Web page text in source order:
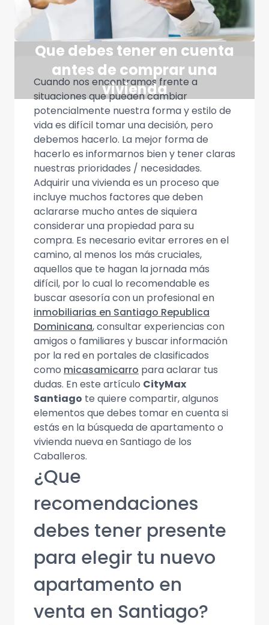
Que debes tener en cuenta
antes de comprar una
vivienda
Cuando nos encontramos frente a
situaciones que pueden cambiar
potencialmente nuestra forma y estilo de
vida es difícil tomar una decisión, pero
debemos hacerlo. La mejor forma de
hacerlo es informarnos bien y tener claras
nuestras prioridades / necesidades.
Adquirir una vivienda es un proceso que
incluye muchos factores que deben
aclararse mucho antes de siquiera
considerar una propiedad para su
compra. Es necesario evitar errores en el
camino, al menos los más cruciales,
aquellos que te hagan la jornada más
difícil, por lo cual lo recomendable es
buscar asesoría con un profesional en
inmobiliarias en Santiago Republica
Dominicana, consultar experiencias con
amigos o familiares y buscar información
por la red en portales de clasificados
como micasamicarro para aclarar tus
dudas. En este artículo CityMax
Santiago te quiere compartir, algunos
elementos que debes tomar en cuenta si
estás en la búsqueda de apartamento o
vivienda nueva en Santiago de los
Caballeros.
¿Que
recomendaciones
debes tener presente
para elegir tu nuevo
apartamento en
venta en Santiago?